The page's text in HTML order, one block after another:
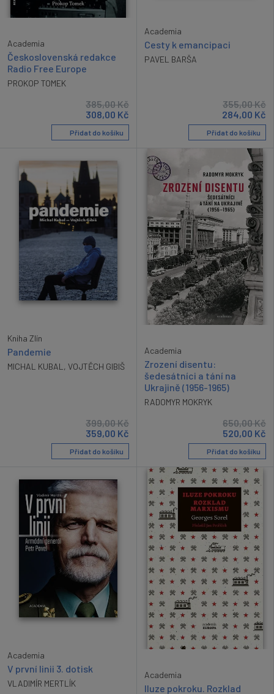
Academia
Československá redakce
Radio Free Europe
PROKOP TOMEK
385,00Kč
308,00 Kč
Přidat do košíku
Academia
Cesty k emancipaci
PAVEL BARŠA
355,00Kč
284,00 Kč
Přidat do košíku
Kniha Zlín
Pandemie
MICHAL KUBAL , VOJTĚCH GIBIŠ
399,00Kč
359,00 Kč
Přidat do košíku
Academia
Zrození disentu:
šedesátníci a tání na
Ukrajině (1956-1965)
RADOMYR MOKRYK
650,00Kč
520,00 Kč
Přidat do košíku
Academia
V první linii 3. dotisk
VLADIMÍR MERTLÍK
Academia
Iluze pokroku. Rozklad